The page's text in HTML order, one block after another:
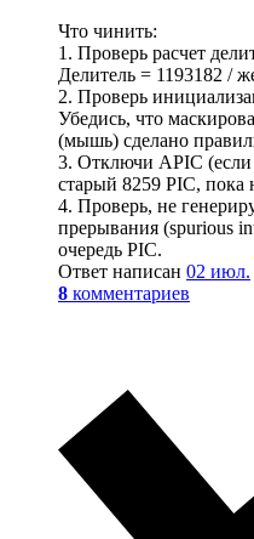
Что чинить:
1. Проверь расчет
Делитель = 1193182 /
2. Проверь
Убедись, что
(мышь) сделано
3. Отключи APIC (если
старый 8259 PIC,
4. Проверь, не
прерывания (spurious
очередь PIC.
Ответ написан 02 июл.
8 комментариев